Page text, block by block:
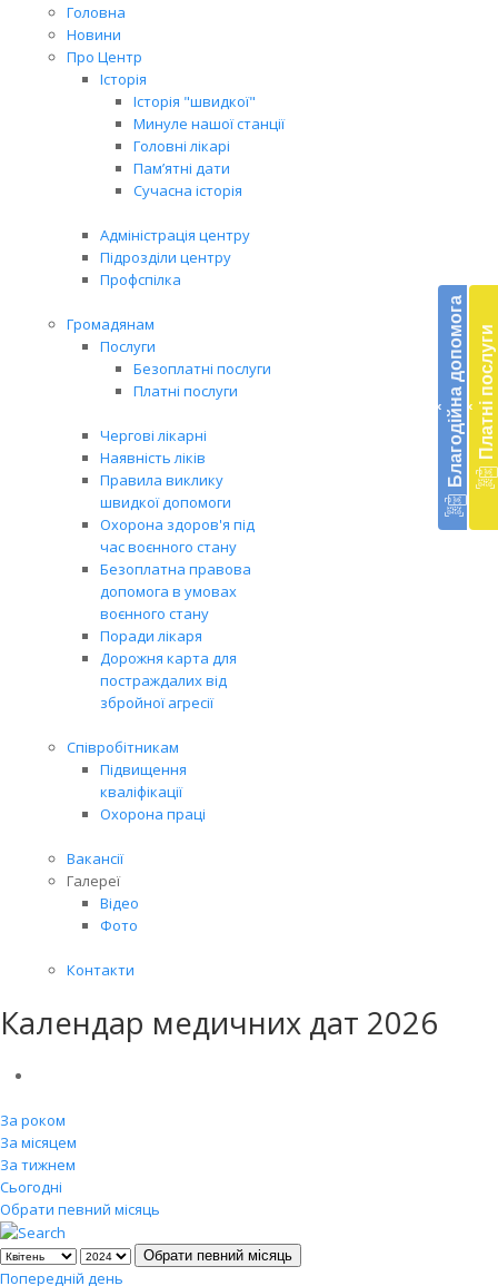
Головна
Новини
Про Центр
Історія
Історія "швидкої"
Минуле нашої станції
Головні лікарі
Пам’ятні дати
Сучасна історія
Адміністрація центру
Підрозділи центру
Профспілка
Громадянам
Послуги
Безоплатні послуги
Платні послуги
Чергові лікарні
Наявність ліків
Правила виклику
швидкої допомоги
Охорона здоров'я під
час воєнного стану
Безоплатна правова
допомога в умовах
воєнного стану
Поради лікаря
Дорожня карта для
постраждалих від
збройної агресії
Співробітникам
Підвищення
кваліфікації
Охорона праці
Вакансії
Галереї
Відео
Фото
Контакти
‹ Благодійна допомога ‹ Платні послуги
Календар медичних дат 2026
За роком
За місяцем
За тижнем
Сьогодні
Обрати певний місяць
Обрати певний місяць
Попередній день